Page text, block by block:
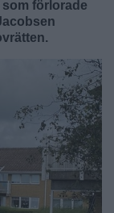
förlorade